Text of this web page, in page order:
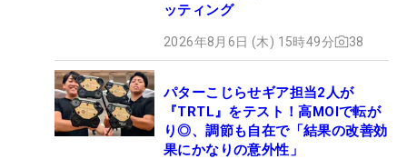
ッティング
2026年8月6日 (木) 15時49分 38
パターこじらせギア担当2人が
『TRTL』をテスト！高MOIで転が
り◎、調節も自在で「結果の改善効
果にかなりの意外性」